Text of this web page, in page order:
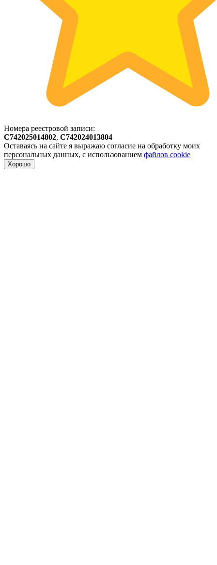
Номера реестровой записи:
С742025014802, С742024013804
Оставаясь на сайте я выражаю согласие на обработку моих
персональных данных, с использованием файлов cookie
Хорошо